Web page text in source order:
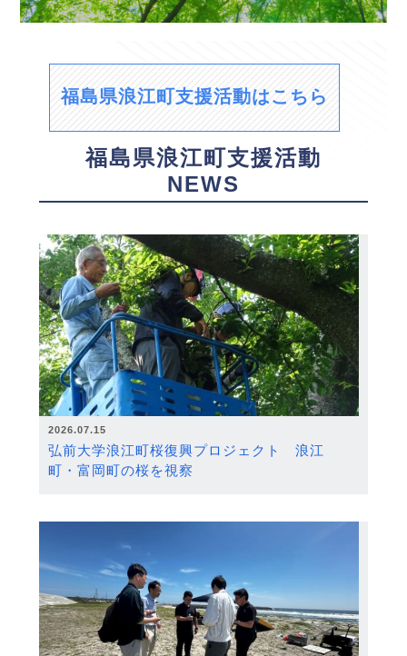
福島県浪江町支援活動はこちら
福島県浪江町支援活動
NEWS
2026.07.15
弘前大学浪江町桜復興プロジェクト 浪江
町・富岡町の桜を視察